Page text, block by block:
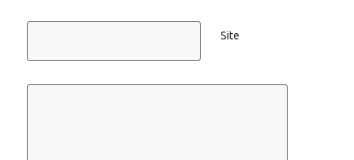
Site